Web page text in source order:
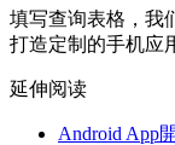
填写查询表格，我
打造定制的手机应
延伸阅读
Android App